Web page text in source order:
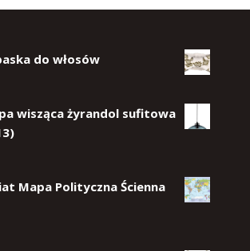
do włosów
wisząca żyrandol sufitowa
Mapa Polityczna Ścienna